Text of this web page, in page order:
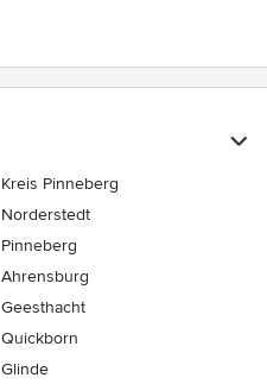
Kreis Pinneberg
Norderstedt
Pinneberg
Ahrensburg
Geesthacht
Quickborn
Glinde